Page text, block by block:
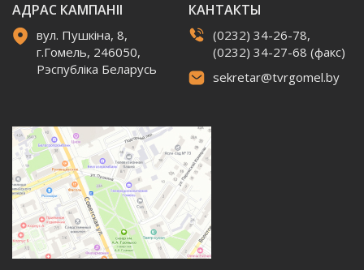
АДРАС КАМПАНІІ
вул. Пушкіна, 8,
г.Гомель, 246050,
Рэспубліка Беларусь
КАНТАКТЫ
(0232) 34-26-78,
(0232) 34-27-68 (факс)
sekretar@tvrgomel.by